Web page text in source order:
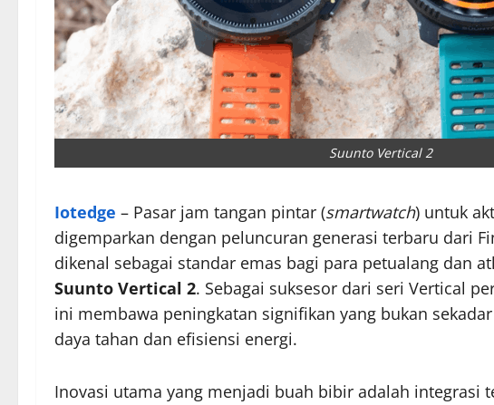
Suunto Vertical 2
Iotedge – Pasar jam tangan pintar (smartwatch) untuk
digemparkan dengan peluncuran generasi terbaru dari
dikenal sebagai standar emas bagi para petualang dan
Suunto Vertical 2. Sebagai suksesor dari seri Vertical
ini membawa peningkatan signifikan yang bukan
daya tahan dan efisiensi energi.
Inovasi utama yang menjadi buah bibir adalah integrasi